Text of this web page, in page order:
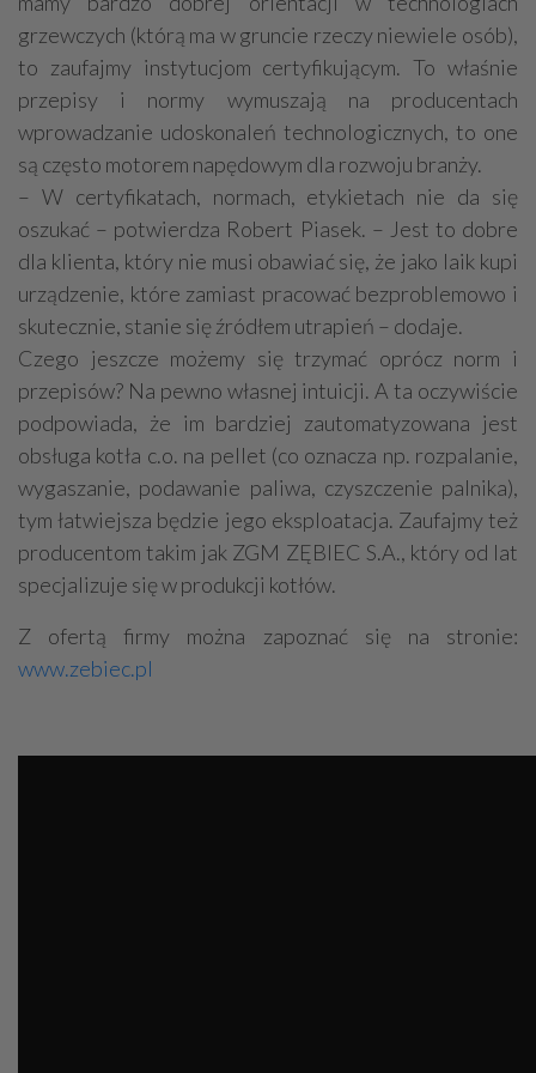
grzewczych (którą ma w gruncie rzeczy niewiele osób),
to zaufajmy instytucjom certyfikującym. To właśnie
przepisy i normy wymuszają na producentach
wprowadzanie udoskonaleń technologicznych, to one
są często motorem napędowym dla rozwoju branży.
– W certyfikatach, normach, etykietach nie da się
oszukać – potwierdza Robert Piasek. – Jest to dobre
dla klienta, który nie musi obawiać się, że jako laik kupi
urządzenie, które zamiast pracować bezproblemowo i
skutecznie, stanie się źródłem utrapień – dodaje.
Czego jeszcze możemy się trzymać oprócz norm i
przepisów? Na pewno własnej intuicji. A ta oczywiście
podpowiada, że im bardziej zautomatyzowana jest
obsługa kotła c.o. na pellet (co oznacza np. rozpalanie,
wygaszanie, podawanie paliwa, czyszczenie palnika),
tym łatwiejsza będzie jego eksploatacja. Zaufajmy też
producentom takim jak ZGM ZĘBIEC S.A., który od lat
specjalizuje się w produkcji kotłów.
Z ofertą firmy można zapoznać się na stronie:
www.zebiec.pl